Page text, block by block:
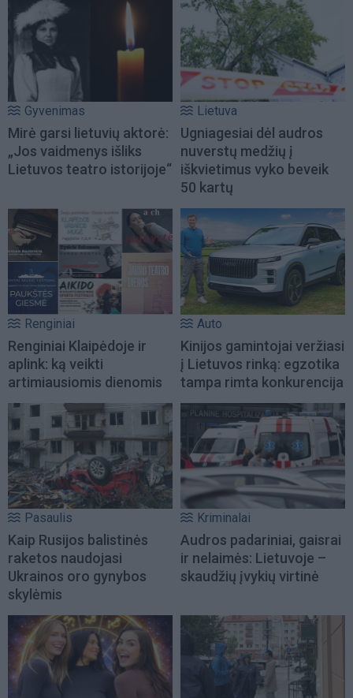
Gyvenimas
Mirė garsi lietuvių aktorė:
„Jos vaidmenys išliks
Lietuvos teatro istorijoje“
Lietuva
Ugniagesiai dėl audros
nuverstų medžių į
iškvietimus vyko beveik
50 kartų
Renginiai
Renginiai Klaipėdoje ir
aplink: ką veikti
artimiausiomis dienomis
Auto
Kinijos gamintojai veržiasi
į Lietuvos rinką: egzotika
tampa rimta konkurencija
Pasaulis
Kaip Rusijos balistinės
raketos naudojasi
Ukrainos oro gynybos
skylėmis
Kriminalai
Audros padariniai, gaisrai
ir nelaimės: Lietuvoje –
skaudžių įvykių virtinė